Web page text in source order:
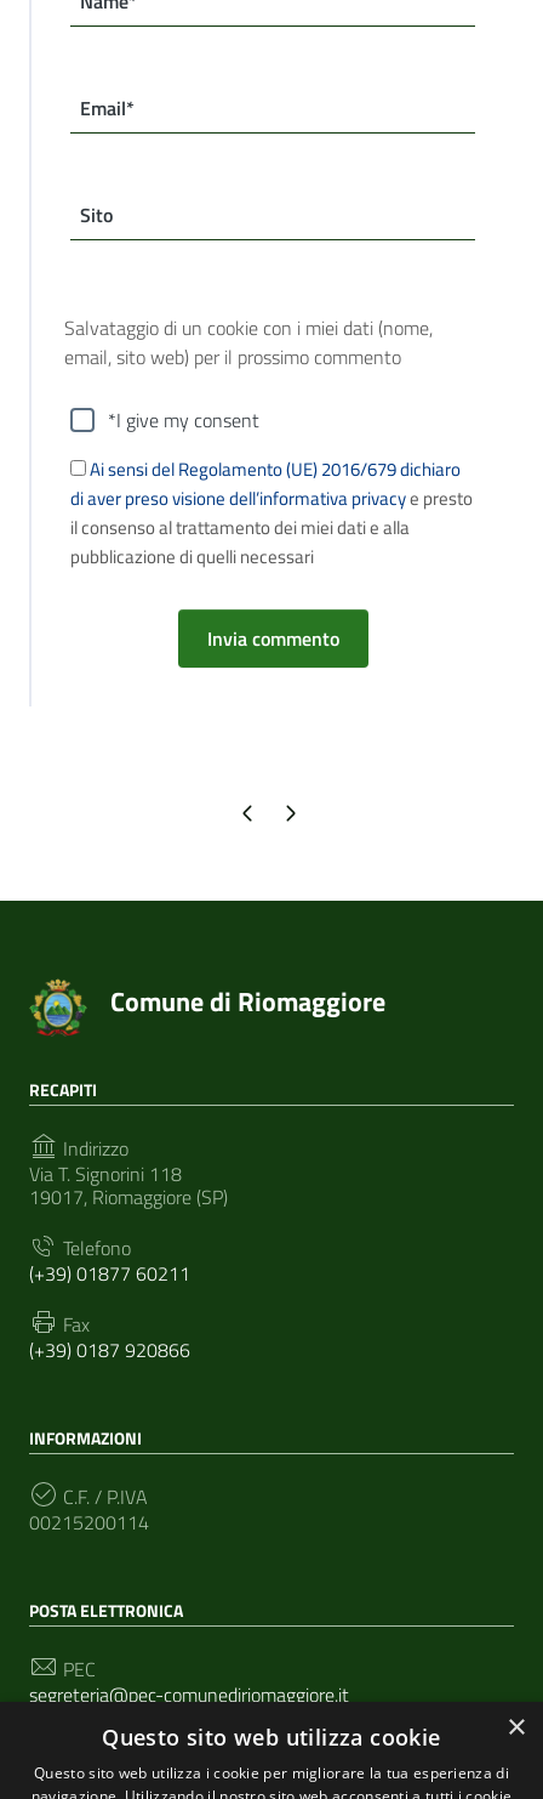
Email*
Sito
Salvataggio di un cookie con i miei dati (nome,
email, sito web) per il prossimo commento
*I give my consent
Ai sensi del Regolamento (UE) 2016/679 dichiaro
di aver preso visione dell’informativa privacye presto
il consenso al trattamento dei miei dati e alla
pubblicazione di quelli necessari
Pagina precedente
Pagina successiva
Comune di Riomaggiore
RECAPITI
Indirizzo
Via T. Signorini 118
19017, Riomaggiore (SP)
Telefono
(+39) 01877 60211
Fax
(+39) 0187 920866
INFORMAZIONI
C.F. / P.IVA
00215200114
POSTA ELETTRONICA
PEC
segreteria@pec-comunediriomaggiore.it
Email
urp@comune.riomaggiore.sp.it
×
Questo sito web utilizza cookie
Questo sito web utilizza i cookie per migliorare la tua esperienza di